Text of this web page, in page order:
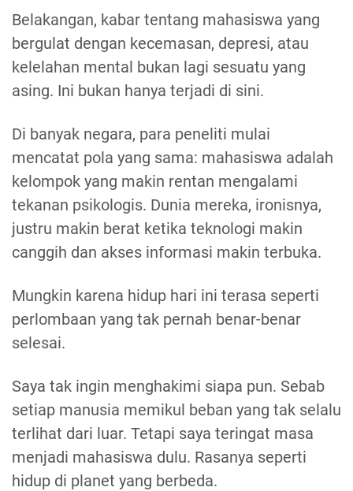
Belakangan, kabar tentang mahasiswa yang
bergulat dengan kecemasan, depresi, atau
kelelahan mental bukan lagi sesuatu yang
asing. Ini bukan hanya terjadi di sini.
Di banyak negara, para peneliti mulai
mencatat pola yang sama: mahasiswa adalah
kelompok yang makin rentan mengalami
tekanan psikologis. Dunia mereka, ironisnya,
justru makin berat ketika teknologi makin
canggih dan akses informasi makin terbuka.
Mungkin karena hidup hari ini terasa seperti
perlombaan yang tak pernah benar-benar
selesai.
Saya tak ingin menghakimi siapa pun. Sebab
setiap manusia memikul beban yang tak selalu
terlihat dari luar. Tetapi saya teringat masa
menjadi mahasiswa dulu. Rasanya seperti
hidup di planet yang berbeda.